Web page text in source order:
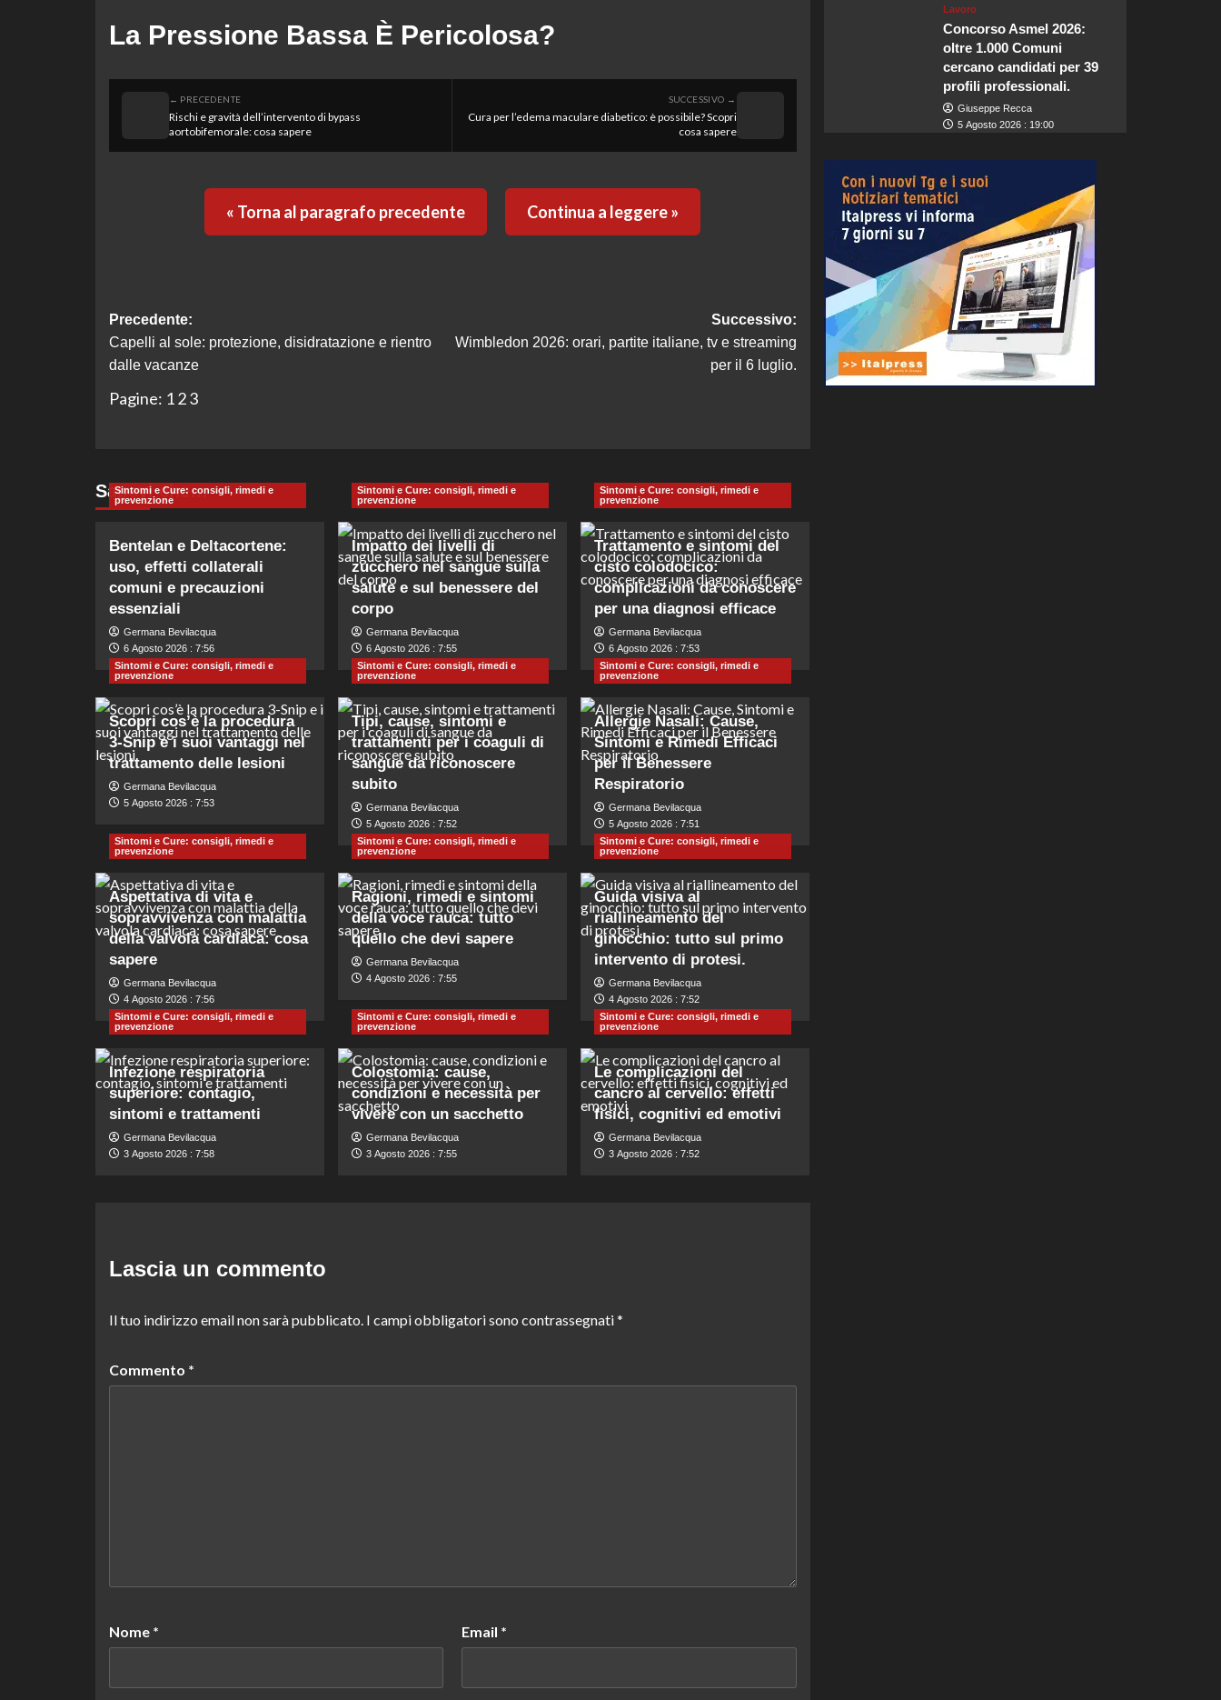
La Pressione Bassa È Pericolosa?
← PRECEDENTE
Rischi e gravità dell’intervento di bypass
aortobifemorale: cosa sapere
SUCCESSIVO →
Cura per l’edema maculare diabetico: è possibile? Scopri
cosa sapere
« Torna al paragrafo precedente Continua a leggere »
Navigazione
articolo
Precedente:
Capelli al sole: protezione, disidratazione e rientro
dalle vacanze
Successivo:
Wimbledon 2026: orari, partite italiane, tv e streaming
per il 6 luglio.
Pagine: 1 2 3
Sapevi che…
Sintomi e Cure: consigli, rimedi e
prevenzione
Bentelan e Deltacortene:
uso, effetti collaterali
comuni e precauzioni
essenziali
Germana Bevilacqua
6 Agosto 2026 : 7:56
Sintomi e Cure: consigli, rimedi e
prevenzione
Impatto dei livelli di
zucchero nel sangue sulla
salute e sul benessere del
corpo
Germana Bevilacqua
6 Agosto 2026 : 7:55
Sintomi e Cure: consigli, rimedi e
prevenzione
Trattamento e sintomi del
cisto colodocico:
complicazioni da conoscere
per una diagnosi efficace
Germana Bevilacqua
6 Agosto 2026 : 7:53
Sintomi e Cure: consigli, rimedi e
prevenzione
Scopri cos’è la procedura
3-Snip e i suoi vantaggi nel
trattamento delle lesioni
Germana Bevilacqua
5 Agosto 2026 : 7:53
Sintomi e Cure: consigli, rimedi e
prevenzione
Tipi, cause, sintomi e
trattamenti per i coaguli di
sangue da riconoscere
subito
Germana Bevilacqua
5 Agosto 2026 : 7:52
Sintomi e Cure: consigli, rimedi e
prevenzione
Allergie Nasali: Cause,
Sintomi e Rimedi Efficaci
per il Benessere
Respiratorio
Germana Bevilacqua
5 Agosto 2026 : 7:51
Sintomi e Cure: consigli, rimedi e
prevenzione
Aspettativa di vita e
sopravvivenza con malattia
della valvola cardiaca: cosa
sapere
Germana Bevilacqua
4 Agosto 2026 : 7:56
Sintomi e Cure: consigli, rimedi e
prevenzione
Ragioni, rimedi e sintomi
della voce rauca: tutto
quello che devi sapere
Germana Bevilacqua
4 Agosto 2026 : 7:55
Sintomi e Cure: consigli, rimedi e
prevenzione
Guida visiva al
riallineamento del
ginocchio: tutto sul primo
intervento di protesi.
Germana Bevilacqua
4 Agosto 2026 : 7:52
Sintomi e Cure: consigli, rimedi e
prevenzione
Infezione respiratoria
superiore: contagio,
sintomi e trattamenti
Germana Bevilacqua
3 Agosto 2026 : 7:58
Sintomi e Cure: consigli, rimedi e
prevenzione
Colostomia: cause,
condizioni e necessità per
vivere con un sacchetto
Germana Bevilacqua
3 Agosto 2026 : 7:55
Sintomi e Cure: consigli, rimedi e
prevenzione
Le complicazioni del
cancro al cervello: effetti
fisici, cognitivi ed emotivi
Germana Bevilacqua
3 Agosto 2026 : 7:52
Lascia un commento
Il tuo indirizzo email non sarà pubblicato. I campi obbligatori sono contrassegnati*
Commento *
Nome * Email *
Lavoro
Concorso Asmel 2026:
oltre 1.000 Comuni
cercano candidati per 39
profili professionali.
Giuseppe Recca
5 Agosto 2026 : 19:00